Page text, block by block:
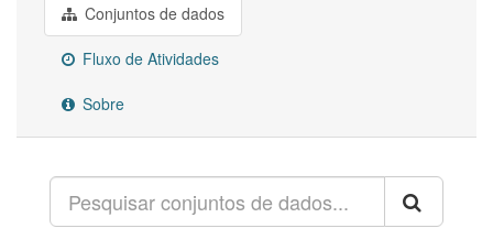
Conjuntos de dados
Fluxo de Atividades
Sobre